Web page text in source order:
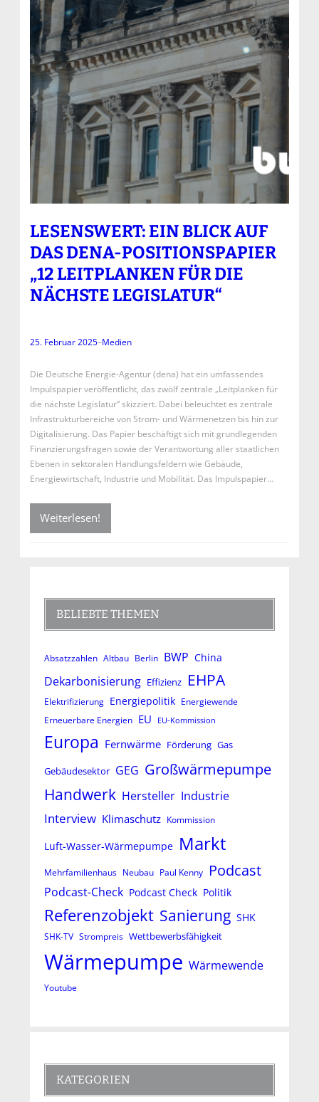
LESENSWERT: EIN BLICK AUF
DAS DENA-POSITIONSPAPIER
„12 LEITPLANKEN FÜR DIE
NÄCHSTE LEGISLATUR“
25. Februar 2025–Medien
Die Deutsche Energie-Agentur (dena) hat ein umfassendes
Impulspapier veröffentlicht, das zwölf zentrale „Leitplanken für
die nächste Legislatur“ skizziert. Dabei beleuchtet es zentrale
Infrastrukturbereiche von Strom- und Wärmenetzen bis hin zur
Digitalisierung. Das Papier beschäftigt sich mit grundlegenden
Finanzierungsfragen sowie der Verantwortung aller staatlichen
Ebenen in sektoralen Handlungsfeldern wie Gebäude,
Energiewirtschaft, Industrie und Mobilität. Das Impulspapier…
Weiterlesen!
BELIEBTE THEMEN
Absatzzahlen Altbau Berlin BWP China
Dekarbonisierung Effizienz EHPA
Elektrifizierung Energiepolitik Energiewende
Erneuerbare Energien EU EU-Kommission
Europa Fernwärme Förderung Gas
Gebäudesektor GEG Großwärmepumpe
Handwerk Hersteller Industrie
Interview Klimaschutz Kommission
Luft-Wasser-Wärmepumpe Markt
Mehrfamilienhaus Neubau Paul Kenny Podcast
Podcast-Check Podcast Check Politik
Referenzobjekt Sanierung SHK
SHK-TV Strompreis Wettbewerbsfähigkeit
Wärmepumpe Wärmewende
Youtube
KATEGORIEN